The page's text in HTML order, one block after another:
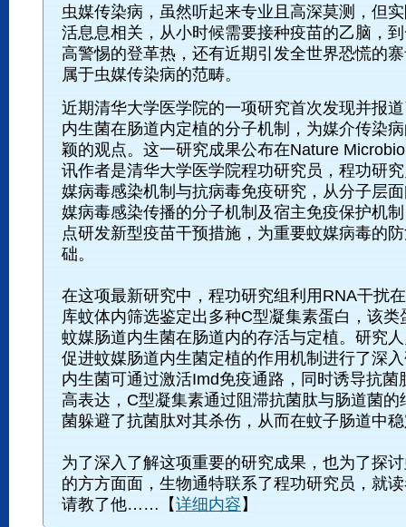
虫媒传染病，虽然听起来专业且高深莫测，但
活息息相关，从小时候需要接种疫苗的乙脑，
高警惕的登革热，还有近期引发全世界恐慌的
属于虫媒传染病的范畴。
近期清华大学医学院的一项研究首次发现并报
内生菌在肠道内定植的分子机制，为媒介传染
颖的观点。这一研究成果公布在Nature
讯作者是清华大学医学院程功研究员，程功研
媒病毒感染机制与抗病毒免疫研究，从分子层
媒病毒感染传播的分子机制及宿主免疫保护机
点研发新型疫苗干预措施，为重要蚊媒病毒的
础。
在这项最新研究中，程功研究组利用RNA干扰
库蚊体内筛选鉴定出多种C型凝集素蛋白，该类
蚊媒肠道内生菌在肠道内的存活与定植。研究
促进蚊媒肠道内生菌定植的作用机制进行了深
内生菌可通过激活Imd免疫通路，同时诱导抗菌
高表达，C型凝集素通过阻滞抗菌肽与肠道菌的
菌躲避了抗菌肽对其杀伤，从而在蚊子肠道中
为了深入了解这项重要的研究成果，也为了探
的方方面面，生物通特联系了程功研究员，就
请教了他……【详细内容 】